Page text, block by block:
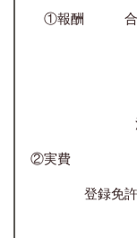
①報酬 合
内訳金
金6000
消費税
②実費
登録免許税
金２００